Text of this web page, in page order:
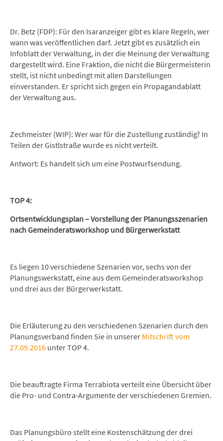
Dr. Betz (FDP): Für den Isaranzeiger gibt es klare Regeln, wer
wann was veröffentlichen darf. Jetzt gibt es zusätzlich ein
Infoblatt der Verwaltung, in der die Meinung der Verwaltung
dargestellt wird. Eine Fraktion, die nicht die Bürgermeisterin
stellt, ist nicht unbedingt mit allen Darstellungen
einverstanden. Er spricht sich gegen ein Propagandablatt
der Verwaltung aus.
Zechmeister (WIP): Wer war für die Zustellung zuständig? In
Teilen der Gistlstraße wurde es nicht verteilt.
Antwort: Es handelt sich um eine Postwurfsendung.
TOP 4:
Ortsentwicklungsplan – Vorstellung der Planungsszenarien
nach Gemeinderatsworkshop und Bürgerwerkstatt
Es liegen 10 verschiedene Szenarien vor, sechs von der
Planungswerkstatt, eine aus dem Gemeinderatsworkshop
und drei aus der Bürgerwerkstatt.
Die Erläuterung zu den verschiedenen Szenarien durch den
Planungsverband finden Sie in unserer Mitschrift vom
27.09.2016 unter TOP 4.
Die beauftragte Firma Terrabiota verteilt eine Übersicht über
die Pro- und Contra-Argumente der verschiedenen Gremien.
Das Planungsbüro stellt eine Kostenschätzung der drei